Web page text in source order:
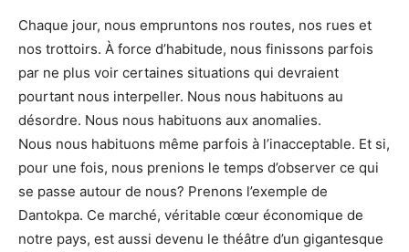
Chaque jour, nous empruntons nos routes, nos rues et
nos trottoirs. À force d’habitude, nous finissons parfois
par ne plus voir certaines situations qui devraient
pourtant nous interpeller. Nous nous habituons au
désordre. Nous nous habituons aux anomalies.
Nous nous habituons même parfois à l’inacceptable. Et si,
pour une fois, nous prenions le temps d’observer ce qui
se passe autour de nous? Prenons l’exemple de
Dantokpa. Ce marché, véritable cœur économique de
notre pays, est aussi devenu le théâtre d’un gigantesque